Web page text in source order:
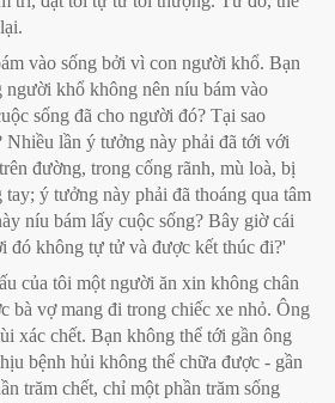
vào sống bởi vì con người khổ. Bạn
người khổ không nên níu bám vào
sống đã cho người đó? Tại sao
Nhiều lần ý tưởng này phải đã tới với
đường, trong cống rãnh, mù loà, bị
ý tưởng này phải đã thoáng qua tâm
níu bám lấy cuộc sống? Bây giờ cái
đó không tự tử và được kết thúc đi?'
của tôi một người ăn xin không chân
bà vợ mang đi trong chiếc xe nhỏ. Ông
xác chết. Bạn không thể tới gần ông
bệnh hủi không thể chữa được - gần
trăm chết, chỉ một phần trăm sống